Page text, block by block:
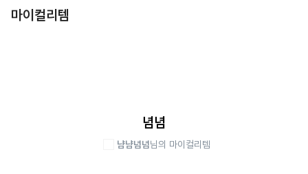
마이컬리템
념념
냠냠념념님의 마이컬리템